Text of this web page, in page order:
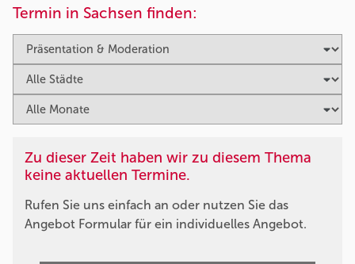
Termin in Sachsen finden:
Zu dieser Zeit haben wir zu diesem Thema
keine aktuellen Termine.
Rufen Sie uns einfach an oder nutzen Sie das
Angebot Formular für ein individuelles Angebot.